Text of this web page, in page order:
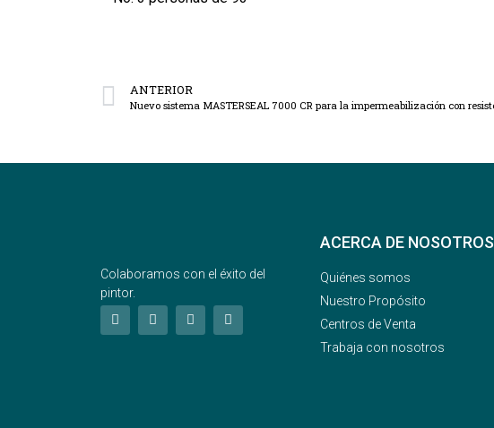
ANTERIOR
Colaboramos con el éxito del
pintor.
ACERCA DE NOSOTROS
Quiénes somos
Nuestro Propósito
Centros de Venta
Trabaja con nosotros